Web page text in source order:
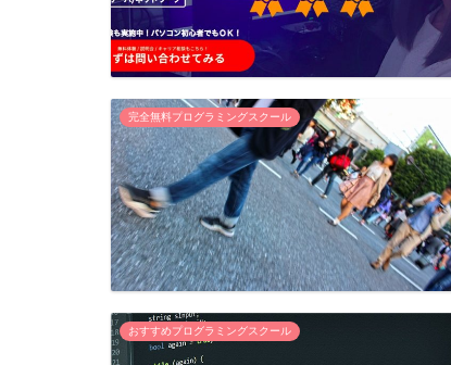
完全無料プログラミングスクール
おすすめプログラミングスクール